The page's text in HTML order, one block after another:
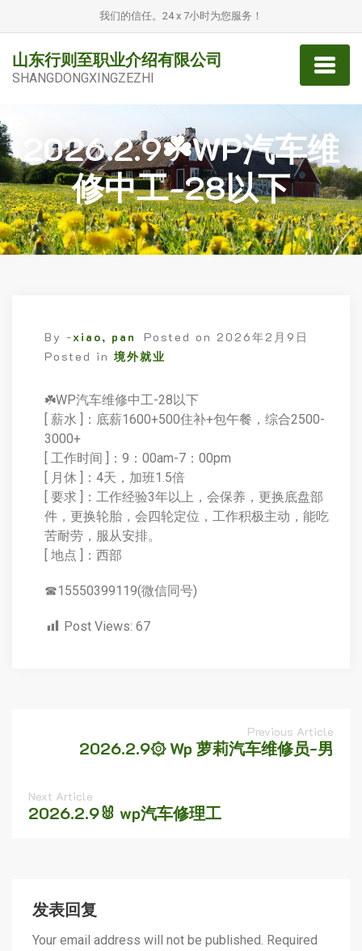
我们的信任。24 x 7小时为您服务！
山东行则至职业介绍有限公司
SHANGDONGXINGZEZHI
2026.2.9☘️WP汽车维
修中工-28以下
By -xiao, pan Posted on 2026年2月9日
Posted in 境外就业
☘️WP汽车维修中工-28以下
[ 薪水 ]：底薪1600+500住补+包午餐，综合2500-
3000+
[ 工作时间 ]：9：00am-7：00pm
[ 月休 ]：4天，加班1.5倍
[ 要求 ]：工作经验3年以上，会保养，更换底盘部
件，更换轮胎，会四轮定位，工作积极主动，能吃
苦耐劳，服从安排。
[ 地点 ]：西部
☎15550399119(微信同号)
Post Views: 67
Previous Article
2026.2.9۞ Wp 萝莉汽车维修员-男
Next Article
2026.2.9🐰 wp汽车修理工
发表回复
Your email address will not be published. Required